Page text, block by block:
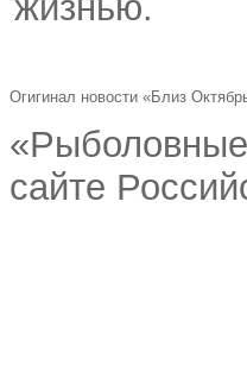
Огигинал новости «Близ
«Рыболовные
сайте